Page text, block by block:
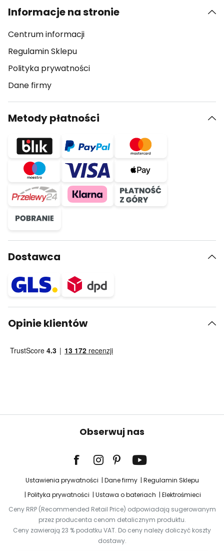
Informacje na stronie
Centrum informacji
Regulamin Sklepu
Polityka prywatności
Dane firmy
Metody płatności
Dostawca
Opinie klientów
Obserwuj nas
Ustawienia prywatności Dane firmy
Regulamin Sklepu
Polityka prywatności
Ustawa o bateriach
Elektrośmieci
Ceny RRP (Recommended Retail Price) odpowiadają sugerowanym
przez producenta cenom detalicznym produktu.
Ceny zawierają 23 % podatku VAT. Do ceny należy doliczyć koszty
dostawy.